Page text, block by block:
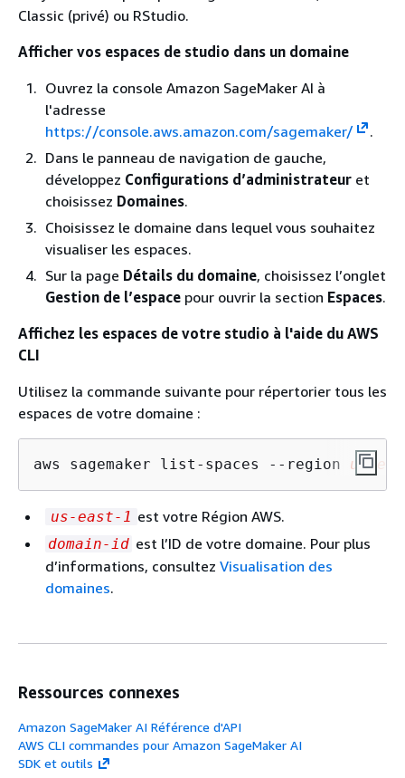
Classic (privé) ou RStudio.
Afficher vos espaces de studio dans un domaine
Ouvrez la console Amazon SageMaker AI à
l'adresse
https://console.aws.amazon.com/sagemaker/
.
Dans le panneau de navigation de gauche,
développez Configurations d’administrateur et
choisissez Domaines.
Choisissez le domaine dans lequel vous souhaitez
visualiser les espaces.
Sur la page Détails du domaine, choisissez l’onglet
Gestion de l’espace pour ouvrir la section Espaces.
Affichez les espaces de votre studio à l'aide du AWS
CLI
Utilisez la commande suivante pour répertorier tous les
espaces de votre domaine :
aws sagemaker list-spaces --region us-
us-east-1 est votre Région AWS.
domain-id est l’ID de votre domaine. Pour plus
d’informations, consultez Visualisation des
domaines.
Ressources connexes
Amazon SageMaker AI Référence d'API
AWS CLI commandes pour Amazon SageMaker AI
SDK et outils